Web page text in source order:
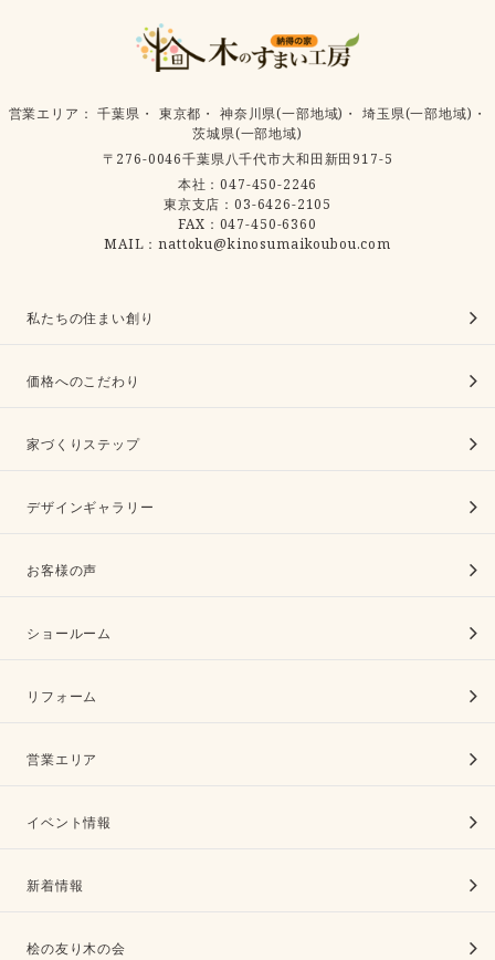
営業エリア ：千葉県 ・ 東京都 ・ 神奈川県(一部地域) ・ 埼玉県(一部地域) ・
茨城県(一部地域)
〒276-0046千葉県八千代市大和田新田917-5
本社：047-450-2246
東京支店：03-6426-2105
FAX：047-450-6360
MAIL：nattoku@kinosumaikoubou.com
私たちの住まい創り
価格へのこだわり
家づくりステップ
デザインギャラリー
お客様の声
ショールーム
リフォーム
営業エリア
イベント情報
新着情報
桧の友り木の会